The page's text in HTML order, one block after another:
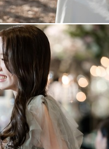
판교 더블트리호텔